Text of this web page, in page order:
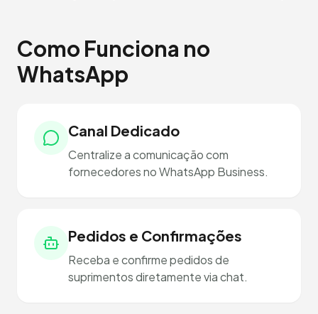
Como Funciona no
WhatsApp
Canal Dedicado
Centralize a comunicação com
fornecedores no WhatsApp Business.
Pedidos e Confirmações
Receba e confirme pedidos de
suprimentos diretamente via chat.